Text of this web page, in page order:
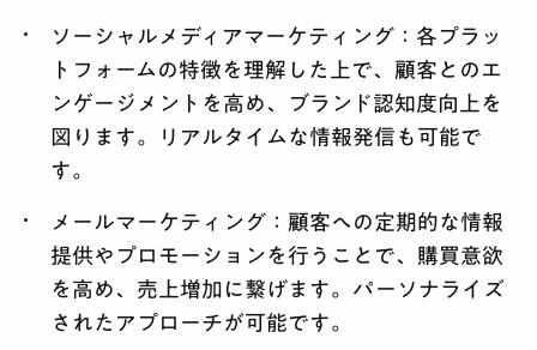
ソーシャルメディアマーケティング： 各プラッ
トフォームの特徴を理解した上で、顧客とのエ
ンゲージメントを高め、ブランド認知度向上を
図ります。リアルタイムな情報発信も可能で
す。
メールマーケティング： 顧客への定期的な情報
提供やプロモーションを行うことで、購買意欲
を高め、売上増加に繋げます。パーソナライズ
されたアプローチが可能です。